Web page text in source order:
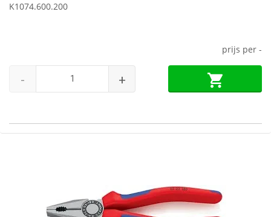
K1074.600.200
prijs per -
- +